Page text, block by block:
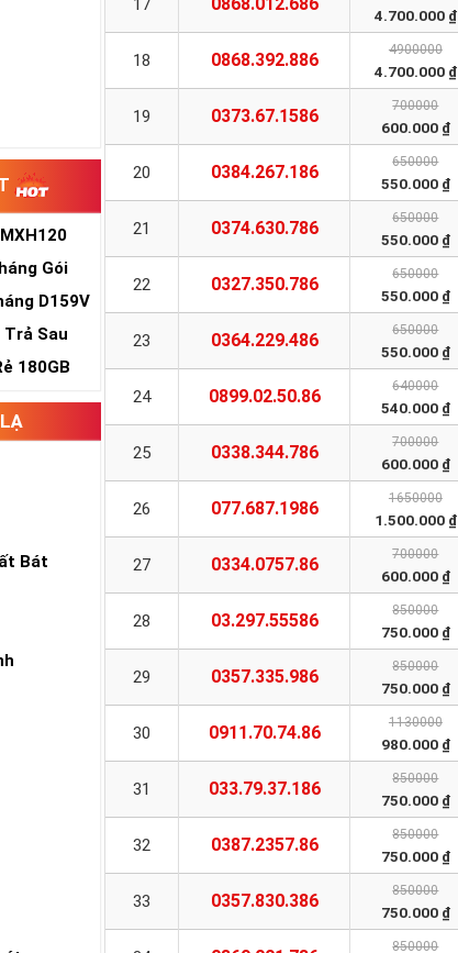
Gói
D159V
Sau
180GB
Bát
17
4.700.000 ₫
18 0868.392.886 4900000
4.700.000 ₫
19 0373.67.1586 700000
600.000 ₫
20 0384.267.186 650000
550.000 ₫
21 0374.630.786 650000
550.000 ₫
22 0327.350.786 650000
550.000 ₫
23 0364.229.486 650000
550.000 ₫
24 0899.02.50.86 640000
540.000 ₫
25 0338.344.786 700000
600.000 ₫
26 077.687.1986 1650000
1.500.000 ₫
27 0334.0757.86 700000
600.000 ₫
28 03.297.55586 850000
750.000 ₫
29 0357.335.986 850000
750.000 ₫
30 0911.70.74.86 1130000
980.000 ₫
31 033.79.37.186 850000
750.000 ₫
32 0387.2357.86 850000
750.000 ₫
33 0357.830.386 850000
750.000 ₫
850000